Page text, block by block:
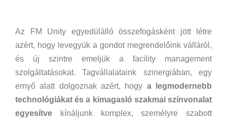
Az FM Unity egyedülálló összefogásként jött létre
azért, hogy levegyük a gondot megrendelőink válláról,
és új szintre emeljük a facility management
szolgáltatásokat. Tagvállalataink szinergiában, egy
ernyő alatt dolgoznak azért, hogy a legmodernebb
technológiákat és a kimagasló szakmai színvonalat
egyesítve kínáljunk komplex, személyre szabott